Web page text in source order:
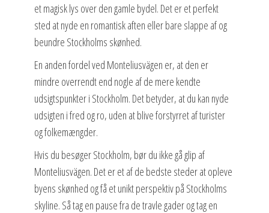
et magisk lys over den gamle bydel. Det er et perfekt
sted at nyde en romantisk aften eller bare slappe af og
beundre Stockholms skønhed.
En anden fordel ved Monteliusvägen er, at den er
mindre overrendt end nogle af de mere kendte
udsigtspunkter i Stockholm. Det betyder, at du kan nyde
udsigten i fred og ro, uden at blive forstyrret af turister
og folkemængder.
Hvis du besøger Stockholm, bør du ikke gå glip af
Monteliusvägen. Det er et af de bedste steder at opleve
byens skønhed og få et unikt perspektiv på Stockholms
skyline. Så tag en pause fra de travle gader og tag en